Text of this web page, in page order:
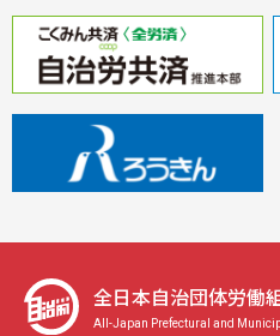
全日本自治団体労働
All-Japan Prefectural and